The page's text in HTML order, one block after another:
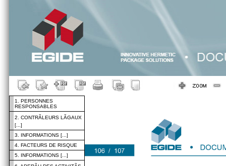
1. PERSONNES
RESPONSABLES
2. CONTRÃLEURS LÃGAUX
[...]
3. INFORMATIONS [...]
4. FACTEURS DE RISQUE
5. INFORMATIONS [...]